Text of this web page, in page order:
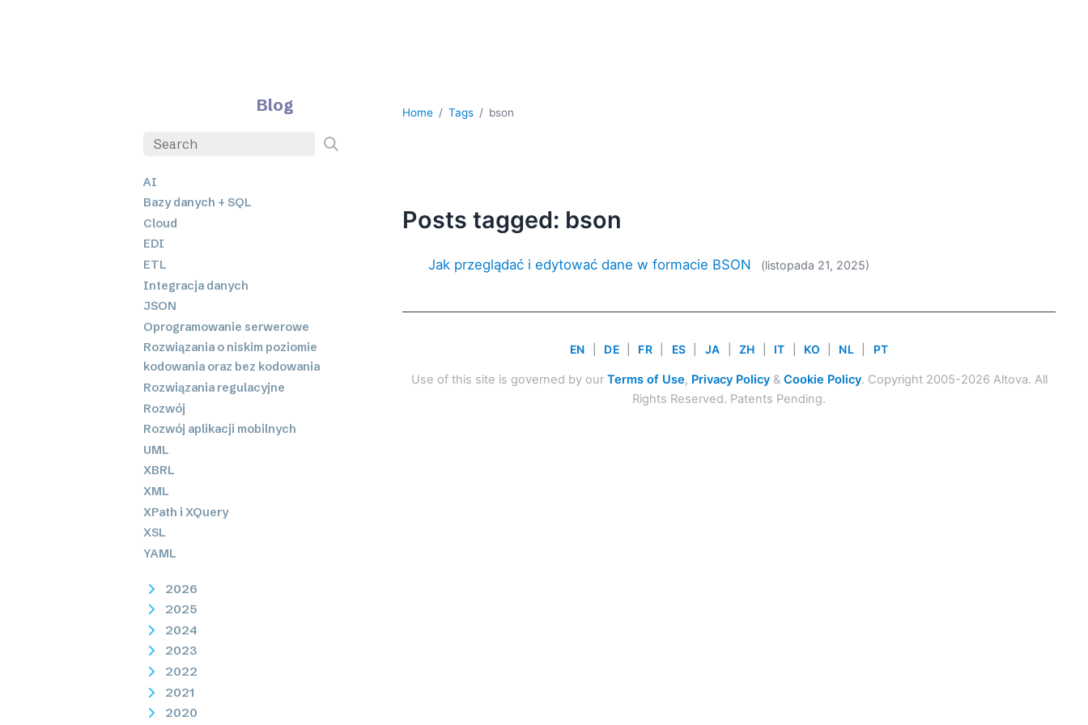
Blog
AI
Bazy danych + SQL
Cloud
EDI
ETL
Integracja danych
JSON
Oprogramowanie serwerowe
Rozwiązania o niskim poziomie
kodowania oraz bez kodowania
Rozwiązania regulacyjne
Rozwój
Rozwój aplikacji mobilnych
UML
XBRL
XML
XPath i XQuery
XSL
YAML
2026
2025
2024
2023
2022
2021
2020
Home Tags bson
Posts tagged: bson
Jak przeglądać i edytować dane w formacie BSON (listopada 21, 2025)
EN DE FR ES JA ZH IT KO NL PT
Use of this site is governed by our Terms of Use, Privacy Policy& Cookie Policy. Copyright 2005-2026 Altova. All
Rights Reserved. Patents Pending.